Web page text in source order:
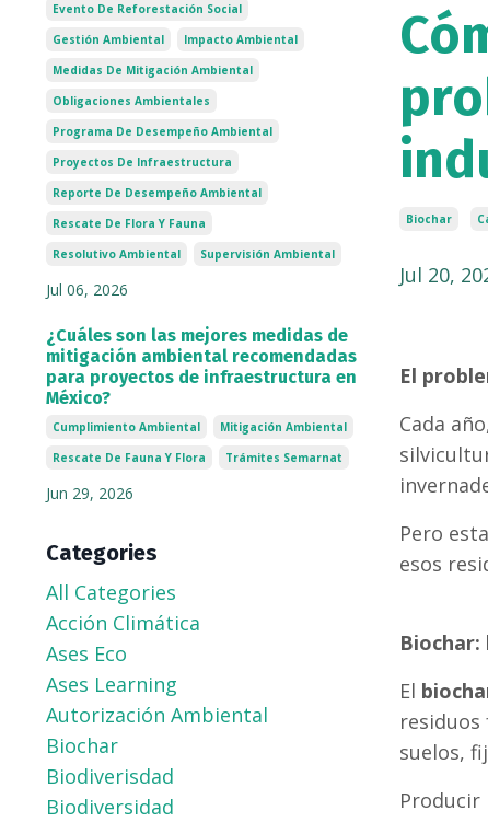
Biochar
Jul 20,
El
Cada
Pero
esos
El
suelos,
Producir
Evento De Reforestación Social
Gestión Ambiental
Impacto Ambiental
Medidas De Mitigación Ambiental
Obligaciones Ambientales
Programa De Desempeño Ambiental
Proyectos De Infraestructura
Reporte De Desempeño Ambiental
Rescate De Flora Y Fauna
Resolutivo Ambiental
Supervisión Ambiental
Jul 06, 2026
¿Cuáles son las mejores medidas de
mitigación ambiental recomendadas
para proyectos de infraestructura en
México?
Cumplimiento Ambiental
Mitigación Ambiental
Rescate De Fauna Y Flora
Trámites Semarnat
Jun 29, 2026
Categories
All Categories
Acción Climática
Ases Eco
Ases Learning
Autorización Ambiental
Biochar
Biodiverisdad
Biodiversidad